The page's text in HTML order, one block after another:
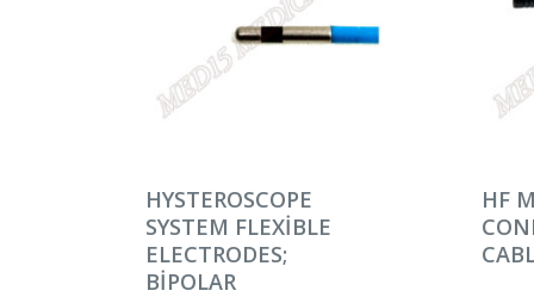
DEVAMINI OKU
HYSTEROSCOPE
SYSTEM FLEXIBLE
ELECTRODES;
BIPOLAR
HF